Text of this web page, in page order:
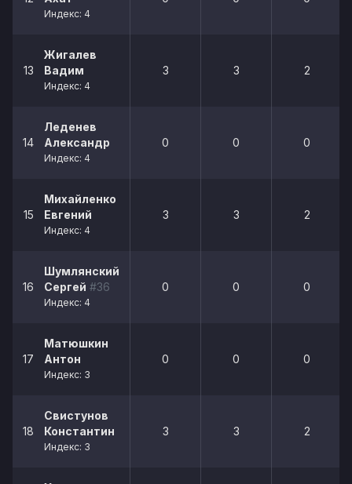
Индекс: 4
13
Жигалев
Вадим
Индекс: 4
3 3 2
14
Леденев
Александр
Индекс: 4
0 0 0
15
Михайленко
Евгений
Индекс: 4
3 3 2
16
Шумлянский
Сергей #36
Индекс: 4
0 0 0
17
Матюшкин
Антон
Индекс: 3
0 0 0
18
Свистунов
Константин
Индекс: 3
3 3 2